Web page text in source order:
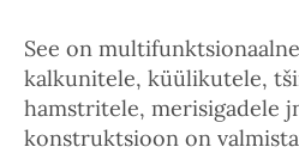
See on
kalkunitele, küülikutele,
hamstritele, merisigadele
konstruktsioon on